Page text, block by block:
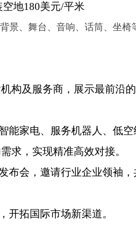
地180美元/平米
背景、舞台、音响、话筒、坐椅
构及服务商，展示最前沿的
能家电、服务机器人、低空
求，实现精准高效对接。
布会，邀请行业企业领袖，
开拓国际市场新渠道。